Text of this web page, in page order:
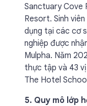
Sanctuary Cove
Resort. Sinh
dụng tại các cơ
nghiệp được
Mulpha. Năm
thực tập và 43
The Hotel
5. Quy mô lớp